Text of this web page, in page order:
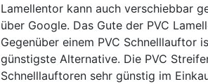
Lamellentor kann auch verschiebbar
über Google. Das Gute der PVC
Gegenüber einem PVC Schnelllauftor
günstigste Alternative. Die PVC
Schnelllauftoren sehr günstig im